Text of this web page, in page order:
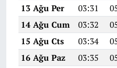
13 Ağu Per
03:31
14 Ağu Cum
03:32
15 Ağu Cts
03:34
16 Ağu Paz
03:35